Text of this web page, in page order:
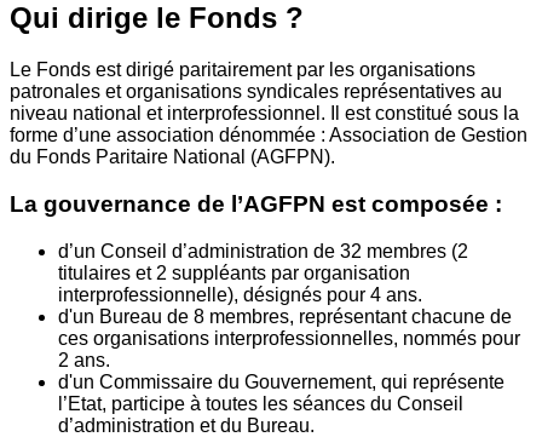
Qui dirige le Fonds ?
Le Fonds est dirigé paritairement par les organisations
patronales et organisations syndicales représentatives au
niveau national et interprofessionnel. Il est constitué sous la
forme d’une association dénommée : Association de Gestion
du Fonds Paritaire National (AGFPN).
La gouvernance de l’AGFPN est composée :
d’un Conseil d’administration de 32 membres (2
titulaires et 2 suppléants par organisation
interprofessionnelle), désignés pour 4 ans.
d'un Bureau de 8 membres, représentant chacune de
ces organisations interprofessionnelles, nommés pour
2 ans.
d'un Commissaire du Gouvernement, qui représente
l’Etat, participe à toutes les séances du Conseil
d’administration et du Bureau.